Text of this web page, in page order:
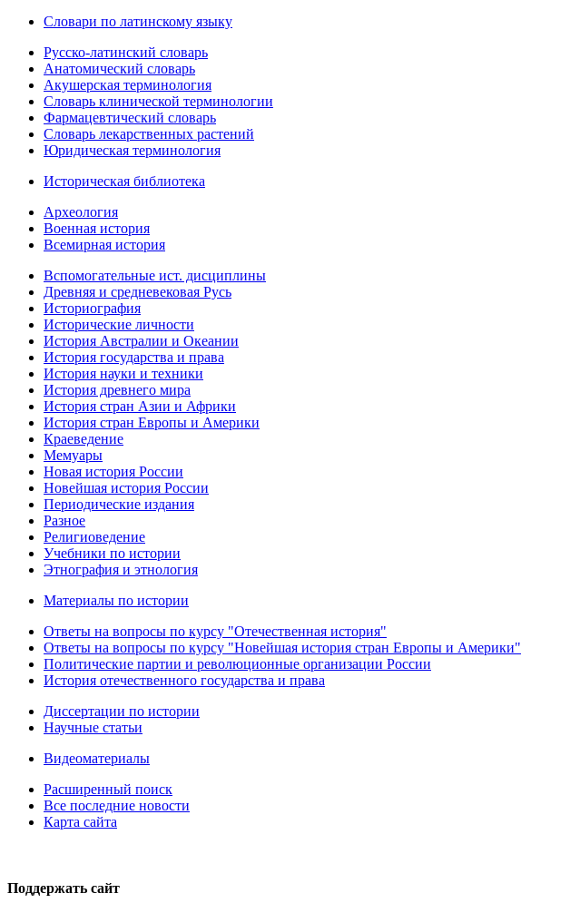
Словари по латинскому языку
Русско-латинский словарь
Анатомический словарь
Акушерская терминология
Словарь клинической терминологии
Фармацевтический словарь
Словарь лекарственных растений
Юридическая терминология
Историческая библиотека
Археология
Военная история
Всемирная история
Вспомогательные ист. дисциплины
Древняя и средневековая Русь
Историография
Исторические личности
История Австралии и Океании
История государства и права
История науки и техники
История древнего мира
История стран Азии и Африки
История стран Европы и Америки
Краеведение
Мемуары
Новая история России
Новейшая история России
Периодические издания
Разное
Религиоведение
Учебники по истории
Этнография и этнология
Материалы по истории
Ответы на вопросы по курсу "Отечественная история"
Ответы на вопросы по курсу "Новейшая история стран Европы и Америки"
Политические партии и революционные организации России
История отечественного государства и права
Диссертации по истории
Научные статьи
Видеоматериалы
Расширенный поиск
Все последние новости
Карта сайта
Поддержать сайт